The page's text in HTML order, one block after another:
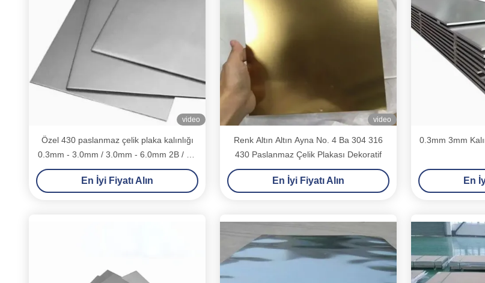
video
Özel 430 paslanmaz çelik plaka kalınlığı
0.3mm - 3.0mm / 3.0mm - 6.0mm 2B / BA
Yüzeyi
En İyi Fiyatı Alın
video
Renk Altın Altın Ayna No. 4 Ba 304 316
430 Paslanmaz Çelik Plakası Dekoratif
En İyi Fiyatı Alın
0.3mm 3mm
En